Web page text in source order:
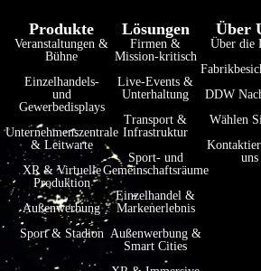
Produkte
Veranstaltungen &
Bühne
Einzelhandels-
und
Gewerbedisplays
Unternehmenszentrale
& Leitwarte
XR & Virtuelle
Produktion
Außenwerbung
Sport & Stadion
Lösungen
Firmen &
Mission-kritisch
Live-Events &
Unterhaltung
Transport &
Infrastruktur
Sport- und
Gemeinschaftsräume
Einzelhandel &
Markenerlebnis
Außenwerbung &
Smart Cities
Über
Über die
DDW
Wählen
uns